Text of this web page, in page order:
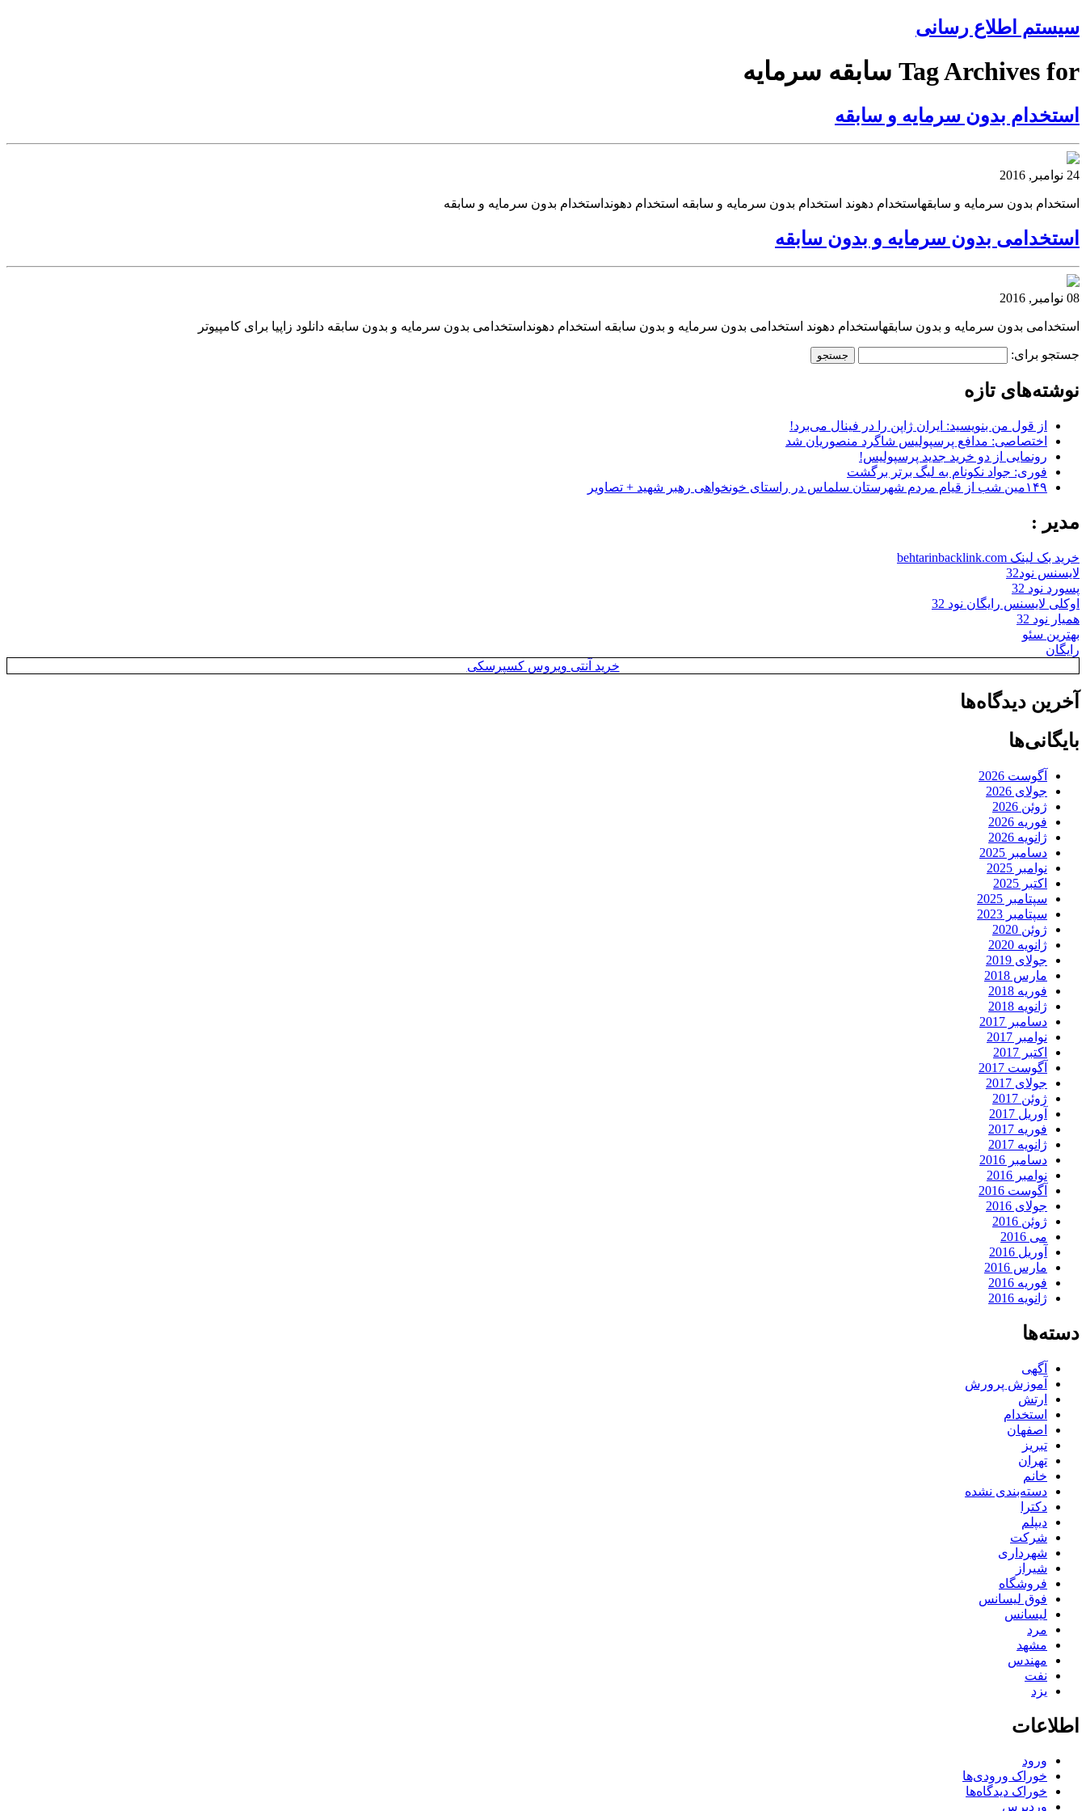
سیستم اطلاع رسانی
Tag Archives for سابقه سرمایه
استخدام بدون سرمایه و سابقه
24 نوامبر, 2016
استخدام بدون سرمایه و سابقهاستخدام دهوند استخدام بدون سرمایه و سابقه استخدام دهونداستخدام بدون سرمایه و سابقه
استخدامی بدون سرمایه و بدون سابقه
08 نوامبر, 2016
استخدامی بدون سرمایه و بدون سابقهاستخدام دهوند استخدامی بدون سرمایه و بدون سابقه استخدام دهونداستخدامی بدون سرمایه و بدون سابقه دانلود زاپیا برای کامپیوتر
جستجو برای:
نوشته‌های تازه
از قول من بنویسید: ایران ژاپن را در فینال می‌برد!
اختصاصی: مدافع پرسپولیس شاگرد منصوریان شد
رونمایی از دو خرید جدید پرسپولیس!
فوری: جواد نکونام به لیگ برتر برگشت
۱۴۹مین شب از قیام مردم شهرستان سلماس در راستای خونخواهی رهبر شهید + تصاویر
مدیر :
خرید بک لینک behtarinbacklink.com
لایسنس نود32
پسورد نود 32
اوکلی لایسنس رایگان نود 32
همیار نود 32
بهترین سئو
رایگان
خرید آنتی ویروس کسپرسکی
آخرین دیدگاه‌ها
بایگانی‌ها
آگوست 2026
جولای 2026
ژوئن 2026
فوریه 2026
ژانویه 2026
دسامبر 2025
نوامبر 2025
اکتبر 2025
سپتامبر 2025
سپتامبر 2023
ژوئن 2020
ژانویه 2020
جولای 2019
مارس 2018
فوریه 2018
ژانویه 2018
دسامبر 2017
نوامبر 2017
اکتبر 2017
آگوست 2017
جولای 2017
ژوئن 2017
آوریل 2017
فوریه 2017
ژانویه 2017
دسامبر 2016
نوامبر 2016
آگوست 2016
جولای 2016
ژوئن 2016
می 2016
آوریل 2016
مارس 2016
فوریه 2016
ژانویه 2016
دسته‌ها
آگهی
آموزش پرورش
ارتش
استخدام
اصفهان
تبریز
تهران
خانم
دسته‌بندی نشده
دکترا
دیپلم
شرکت
شهرداری
شیراز
فروشگاه
فوق لیسانس
لیسانس
مرد
مشهد
مهندس
نفت
یزد
اطلاعات
ورود
خوراک ورودی‌ها
خوراک دیدگاه‌ها
وردپرس